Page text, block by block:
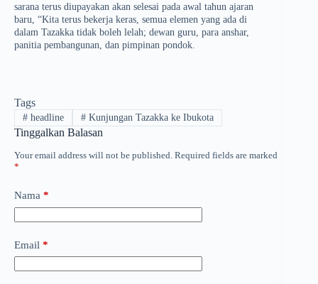
sarana terus diupayakan akan selesai pada awal tahun ajaran
baru, “Kita terus bekerja keras, semua elemen yang ada di
dalam Tazakka tidak boleh lelah; dewan guru, para anshar,
panitia pembangunan, dan pimpinan pondok.
Tags
#headline #Kunjungan Tazakka ke Ibukota
Tinggalkan Balasan
Your email address will not be published. Required fields are marked
*
Nama *
Email *